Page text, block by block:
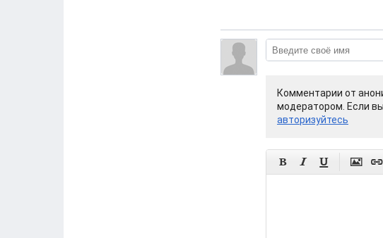
Комментарии от
модератором. Если
авторизуйтесь
    